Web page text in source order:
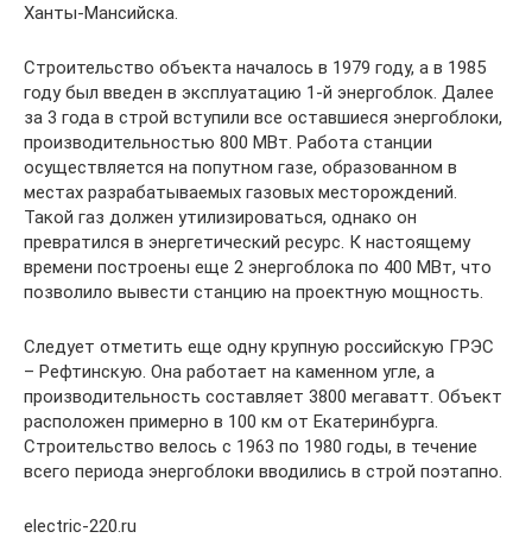
Ханты-Мансийска.
Строительство объекта началось в 1979 году, а в 1985
году был введен в эксплуатацию 1-й энергоблок. Далее
за 3 года в строй вступили все оставшиеся энергоблоки,
производительностью 800 МВт. Работа станции
осуществляется на попутном газе, образованном в
местах разрабатываемых газовых месторождений.
Такой газ должен утилизироваться, однако он
превратился в энергетический ресурс. К настоящему
времени построены еще 2 энергоблока по 400 МВт, что
позволило вывести станцию на проектную мощность.
Следует отметить еще одну крупную российскую ГРЭС
– Рефтинскую. Она работает на каменном угле, а
производительность составляет 3800 мегаватт. Объект
расположен примерно в 100 км от Екатеринбурга.
Строительство велось с 1963 по 1980 годы, в течение
всего периода энергоблоки вводились в строй поэтапно.
electric-220.ru